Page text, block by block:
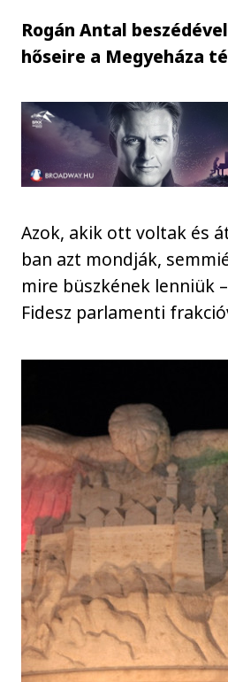
Rogán Antal
hőseire a Megyeháza
Azok, akik ott voltak és
ban azt mondják,
mire büszkének lenniük
Fidesz parlamenti